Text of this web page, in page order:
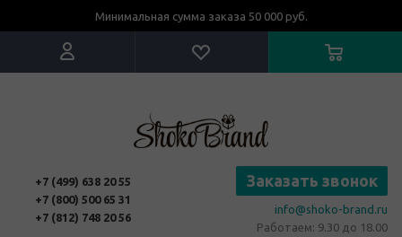
Минимальная сумма заказа 50 000 руб.
+7 (499) 638 20 55
+7 (800) 500 65 31
+7 (812) 748 20 56
Заказать звонок
info@shoko-brand.ru
Работаем: 9.30 до 18.00